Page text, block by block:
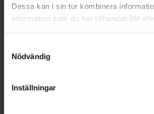
Dessa kan i sin tur kombinera
information som du har tillhandahållit
återkalla ditt samtycke via webbplatsens
cookieinställningar. Ett återkallat
lagligheten av behandling som skett
Nödvändig
Inställningar
EAN:07046260187009